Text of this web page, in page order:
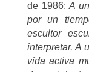
de 1986:A
por un
escultor
interpretar. A
vida activa